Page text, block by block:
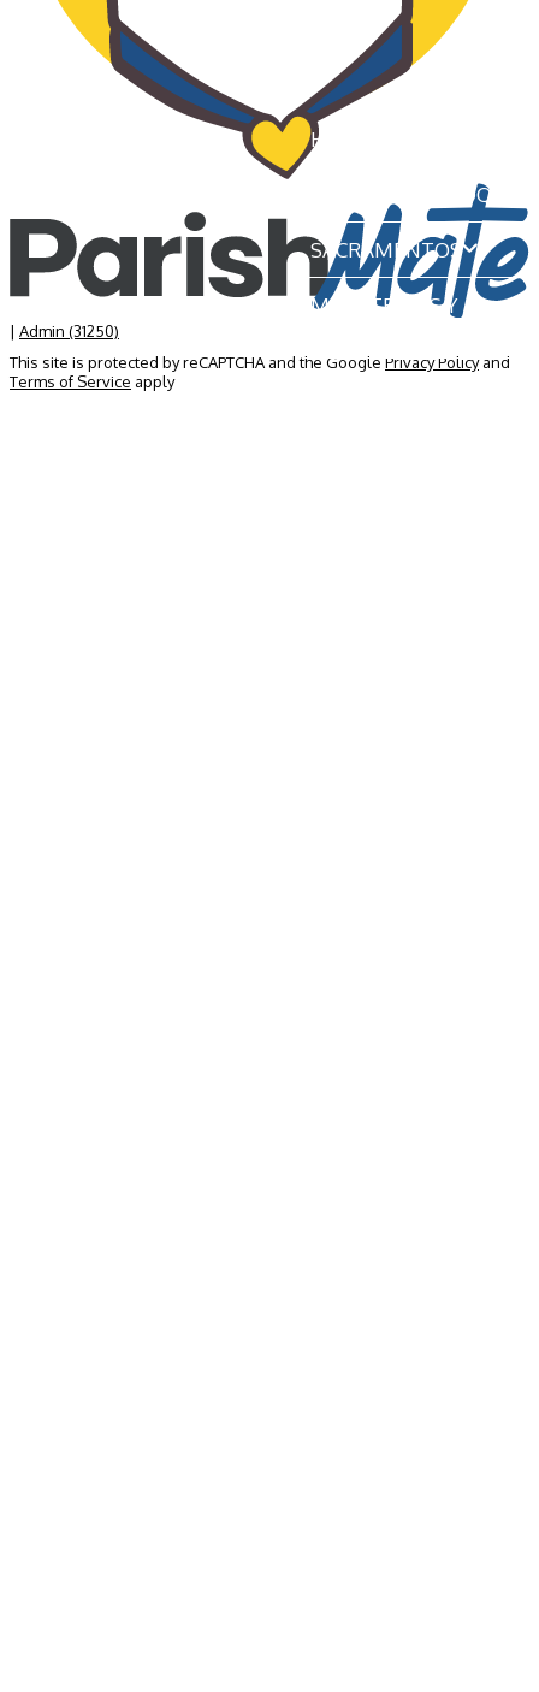
HOME
NUESTRA PARROQUIA
SACRAMENTOS
MINISTERIOS Y
| Admin (31250)
This site is protected by reCAPTCHA and the Google Privacy Policyand
Terms of Service apply